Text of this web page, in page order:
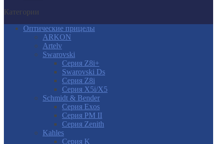
Категории
Оптические прицелы
ARKON
Artelv
Swarovski
Серия Z8i+
Swarovski Ds
Серия Z8i
Серия X5i/X5
Schmidt & Bender
Серия Exos
Серия PM II
Cерия Zenith
Kahles
Серия K